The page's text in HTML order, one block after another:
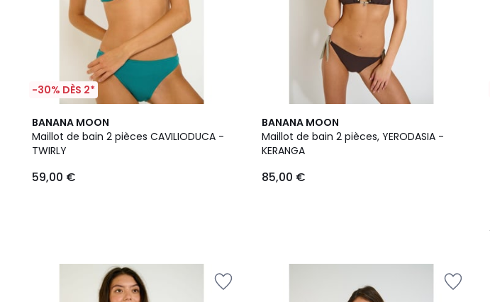
-30% DÈS 2*
BANANA MOON
Maillot de bain 2 pièces CAVILIODUCA -
TWIRLY
59,00 €
BANANA MOON
Maillot de bain 2 pièces, YERODASIA -
KERANGA
85,00 €